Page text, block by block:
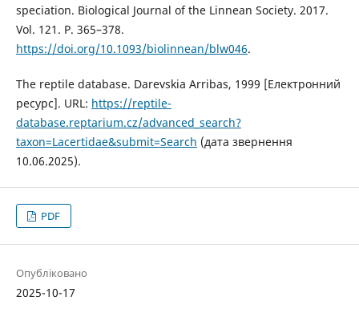
speciation. Biological Journal of the Linnean Society. 2017.
Vol. 121. P. 365–378.
https://doi.org/10.1093/biolinnean/blw046.
The reptile database. Darevskia Arribas, 1999 [Електронний
ресурс]. URL: https://reptile-
database.reptarium.cz/advanced_search?
taxon=Lacertidae&submit=Search (дата звернення
10.06.2025).
PDF
Опубліковано
2025-10-17